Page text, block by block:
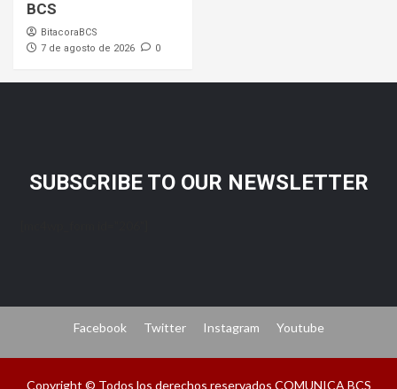
BCS
BitacoraBCS
7 de agosto de 2026
0
SUBSCRIBE TO OUR NEWSLETTER
Facebook Twitter Instagram Youtube
Copyright © Todos los derechos reservados COMUNICA BCS